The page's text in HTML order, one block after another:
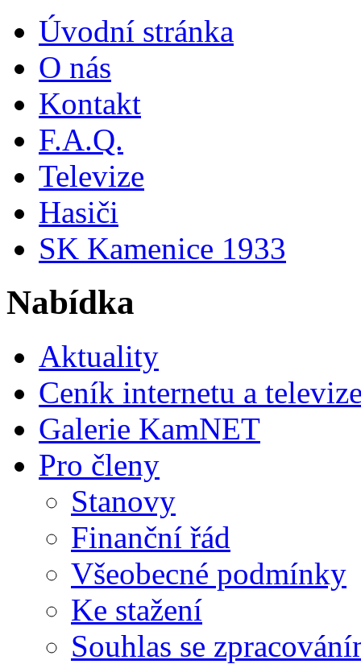
Úvodní stránka
O nás
Kontakt
F.A.Q.
Televize
Hasiči
SK Kamenice 1933
Nabídka
Aktuality
Ceník internetu a
Galerie KamNET
Pro členy
Stanovy
Finanční řád
Všeobecné podmínky
Ke stažení
Souhlas se